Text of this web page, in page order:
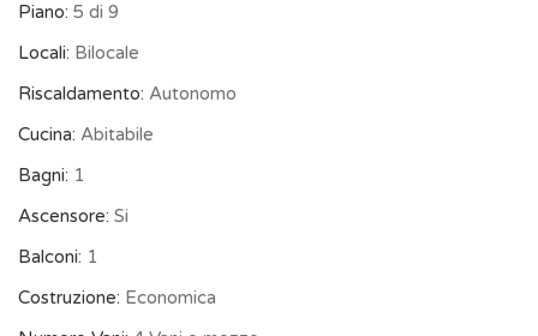
Piano: 5 di 9
Locali: Bilocale
Riscaldamento: Autonomo
Cucina: Abitabile
Bagni: 1
Ascensore: Si
Balconi: 1
Costruzione: Economica